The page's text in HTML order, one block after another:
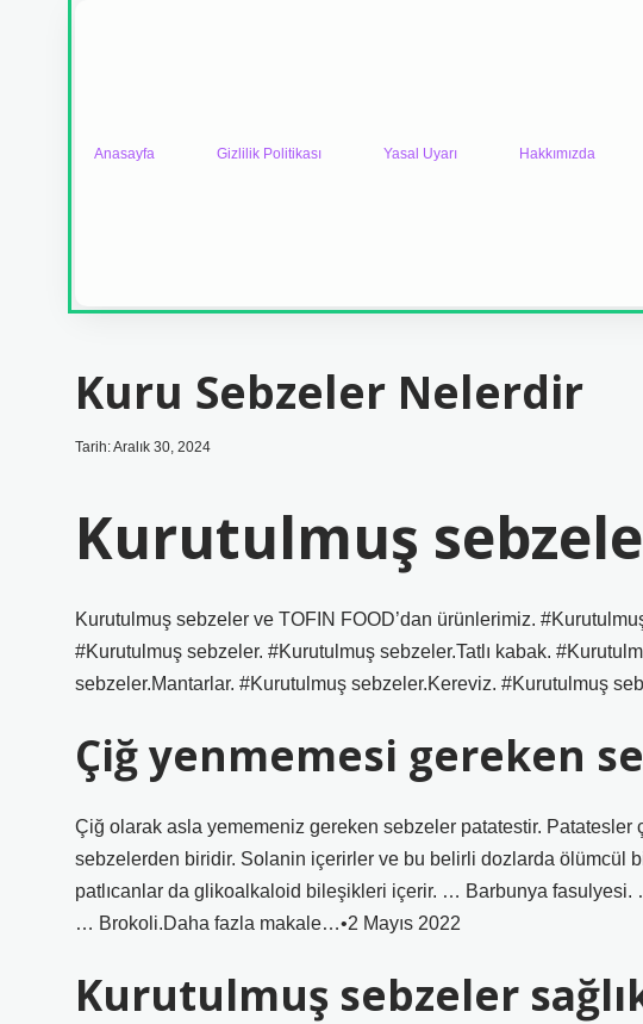
Anasayfa Gizlilik Politikası Yasal Uyarı Hakkımızda
Kuru Sebzeler Nelerdir
Tarih: Aralık 30, 2024
Kurutulmuş
Kurutulmuş sebzeler ve TOFIN FOOD’dan ürünlerimiz.
#Kurutulmuş sebzeler. #Kurutulmuş sebzeler.Tatlı kabak.
sebzeler.Mantarlar. #Kurutulmuş sebzeler.Kereviz. #Kurutulmuş
Çiğ yenmemesi gereken
Çiğ olarak asla yememeniz gereken sebzeler patatestir.
sebzelerden biridir. Solanin içerirler ve bu belirli dozlarda ölümcül
patlıcanlar da glikoalkaloid bileşikleri içerir. … Barbunya
… Brokoli.Daha fazla makale…•2 Mayıs 2022
Kurutulmuş sebzeler